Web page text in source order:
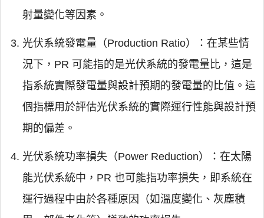
射量變化等因素。
光伏系統發電量（Production Ratio）：在某些情
況下，PR 可能指的是光伏系統的發電量比，這是
指系統實際發電量與設計預期的發電量的比值。這
個指標用於評估光伏系統的實際運行性能與設計預
期的偏差。
光伏系統功率損失（Power Reduction）：在太陽
能光伏系統中，PR 也可能指功率損失，即系統在
運行過程中由於各種原因（如溫度變化、灰塵積